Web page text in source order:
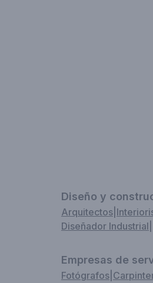
Diseño y
Arquitectos
Diseñador Industrial
Empresas de
Fotógrafos